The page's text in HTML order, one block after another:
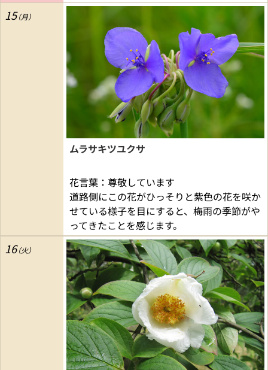
15
ムラサキツユクサ
花言葉：尊敬しています
道路側にこの花がひっそりと紫色の花を咲か
せている様子を目にすると、梅雨の季節がや
ってきたことを感じます。
16